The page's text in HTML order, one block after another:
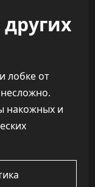
лобке от
накожных и